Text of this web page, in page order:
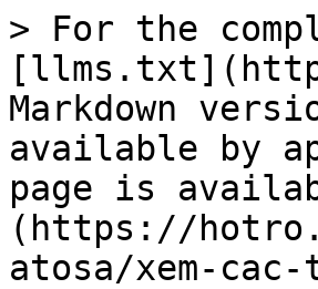
> For the
Markdown
available by
page is
(https://
atosa/xem-